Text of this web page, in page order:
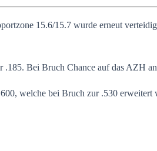
15.6/15.7 wurde erneut
Bei Bruch Chance auf das AZH
welche bei Bruch zur .530